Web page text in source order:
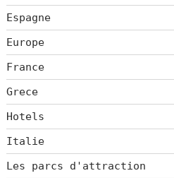
Espagne
Europe
France
Grece
Hotels
Italie
Les parcs d'attraction